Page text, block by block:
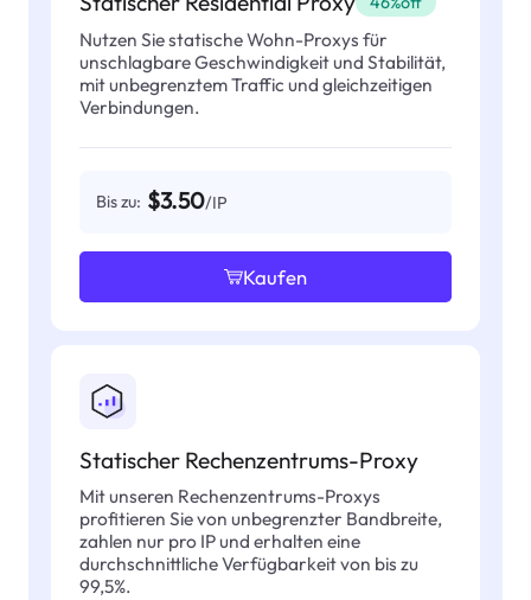
Nutzen Sie statische Wohn-Proxys für
unschlagbare Geschwindigkeit und Stabilität,
mit unbegrenztem Traffic und gleichzeitigen
Verbindungen.
Bis zu: $3.50/IP
Kaufen
Statischer Rechenzentrums-Proxy
Mit unseren Rechenzentrums-Proxys
profitieren Sie von unbegrenzter Bandbreite,
zahlen nur pro IP und erhalten eine
durchschnittliche Verfügbarkeit von bis zu
99,5%.